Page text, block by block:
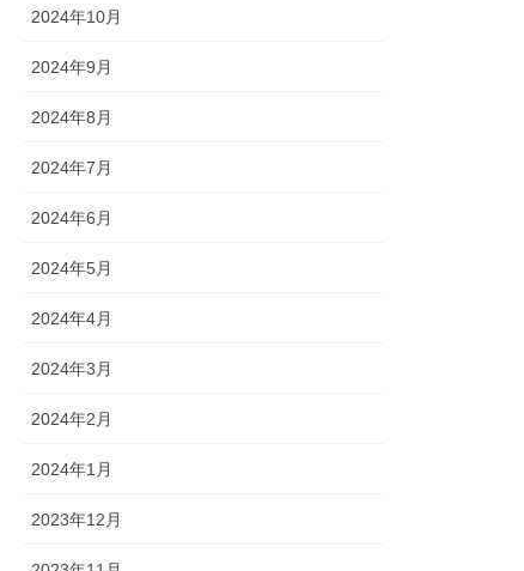
2024年10月
2024年9月
2024年8月
2024年7月
2024年6月
2024年5月
2024年4月
2024年3月
2024年2月
2024年1月
2023年12月